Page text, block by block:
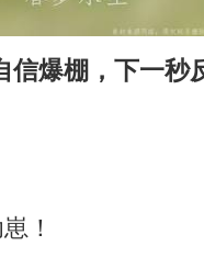
验外卖员火了
蒸发
幸福一脉相承
爆棚，下一秒
！